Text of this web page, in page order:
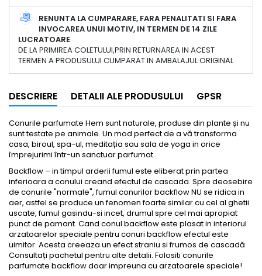
RENUNTA LA CUMPARARE, FARA PENALITATI SI FARA
INVOCAREA UNUI MOTIV, IN TERMEN DE 14 ZILE
LUCRATOARE
DE LA PRIMIREA COLETULUI,PRIN RETURNAREA IN ACEST
TERMEN A PRODUSULUI CUMPARAT IN AMBALAJUL ORIGINAL
DESCRIERE DETALII ALE PRODUSULUI GPSR
Conurile parfumate Hem sunt naturale, produse din plante și nu
sunt testate pe animale. Un mod perfect de a vă transforma
casa, biroul, spa-ul, meditația sau sala de yoga in orice
împrejurimi într-un sanctuar parfumat.
Backflow – in timpul arderii fumul este eliberat prin partea
inferioara a conului creand efectul de cascada. Spre deosebire
de conurile "normale", fumul conurilor backflow NU se ridica in
aer, astfel se produce un fenomen foarte similar cu cel al ghetii
uscate, fumul gasindu-si incet, drumul spre cel mai apropiat
punct de pamant. Cand conul backflow este plasat in interiorul
arzatoarelor speciale pentru conuri backflow efectul este
uimitor. Acesta creeaza un efect straniu si frumos de cascadă.
Consultați pachetul pentru alte detalii. Folositi conurile
parfumate backflow doar impreuna cu arzatoarele speciale!